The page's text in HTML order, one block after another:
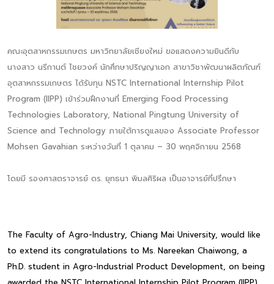
คณะอุตสาหกรรมเกษตร มหาวิทยาลัยเชียงใหม่ ขอแสดงความยินดีกับ
นางสาว นรีกานต์ ไชยวงค์ นักศึกษาปริญญาเอก สาขาวิชาพัฒนาผลิตภัณฑ์
อุตสาหกรรมเกษตร ได้รับทุน NSTC International Internship Pilot
Program (IIPP) เข้าร่วมฝึกงานที่ Emerging Food Processing
Technologies Laboratory, National Pingtung University of
Science and Technology ภายใต้การดูแลของ Associate Professor
Mohsen Gavahian ระหว่างวันที่ 1 ตุลาคม – 30 พฤศจิกายน 2568
โดยมี รองศาสตราจารย์ ดร. ยุทธนา พิมลศิริผล เป็นอาจารย์ที่ปรึกษา
The Faculty of Agro-Industry, Chiang Mai University, would like
to extend its congratulations to Ms. Nareekan Chaiwong, a
Ph.D. student in Agro-Industrial Product Development, on being